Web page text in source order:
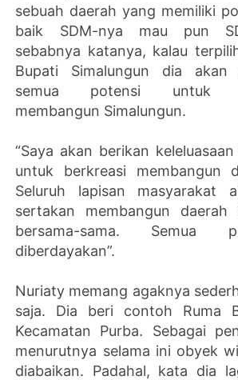
sebuah daerah yang memiliki
baik SDM-nya mau pun
sebabnya katanya, kalau
Bupati Simalungun dia akan
semua potensi untuk
membangun Simalungun.
“Saya akan berikan
untuk berkreasi membangun
Seluruh lapisan masyarakat
sertakan membangun
bersama-sama. Semua
diberdayakan”.
Nuriaty memang agaknya
saja. Dia beri contoh Ruma
Kecamatan Purba. Sebagai
menurutnya selama ini obyek
diabaikan. Padahal, kata dia